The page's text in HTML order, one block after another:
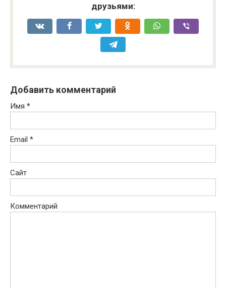
друзьями:
Добавить комментарий
Имя *
Email *
Сайт
Комментарий